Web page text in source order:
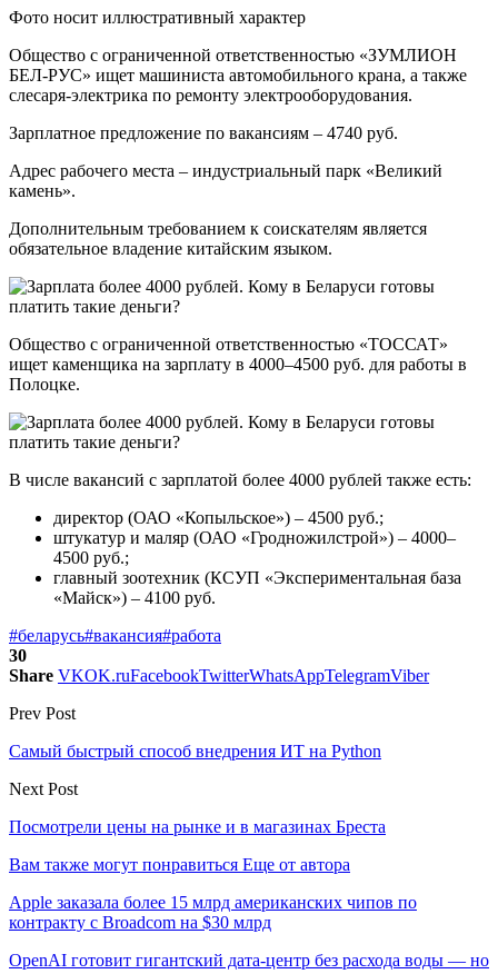
Фото носит иллюстративный характер
Общество с ограниченной ответственностью «ЗУМЛИОН
БЕЛ-РУС» ищет машиниста автомобильного крана, а также
слесаря-электрика по ремонту электрооборудования.
Зарплатное предложение по вакансиям – 4740 руб.
Адрес рабочего места – индустриальный парк «Великий
камень».
Дополнительным требованием к соискателям является
обязательное владение китайским языком.
Общество с ограниченной ответственностью «ТОССАТ»
ищет каменщика на зарплату в 4000–4500 руб. для работы в
Полоцке.
В числе вакансий с зарплатой более 4000 рублей также есть:
директор (ОАО «Копыльское») – 4500 руб.;
штукатур и маляр (ОАО «Гродножилстрой») – 4000–
4500 руб.;
главный зоотехник (КСУП «Экспериментальная база
«Майск») – 4100 руб.
#беларусь#вакансия#работа
30
Share VKOK.ruFacebookTwitterWhatsAppTelegramViber
Prev Post
Самый быстрый способ внедрения ИТ на Python
Next Post
Посмотрели цены на рынке и в магазинах Бреста
Вам также могут понравиться Еще от автора
Apple заказала более 15 млрд американских чипов по
контракту с Broadcom на $30 млрд
OpenAI готовит гигантский дата-центр без расхода воды — но